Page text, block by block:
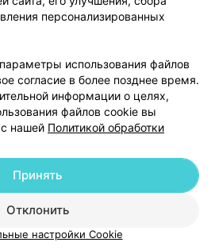
руководителю 103.by
персональных данных
191700409
| 220012, Республика Беларусь,
2, пом. 16 | help@103.by
+375 291212755
персонализированных
использования файлов
согласие в более позднее время.
информации о целях,
файлов cookie вы
нашей Политикой обработки
Отклонить
Принять
настройки Cookie